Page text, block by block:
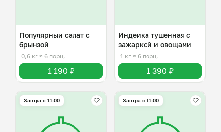
Популярный салат с
брынзой
0,6 кг ≈ 6 порц.
1 190 ₽
Индейка тушенная с
зажаркой и овощами
1 кг ≈ 6 порц.
1 390 ₽
Завтра c 11:00 Завтра c 11:00